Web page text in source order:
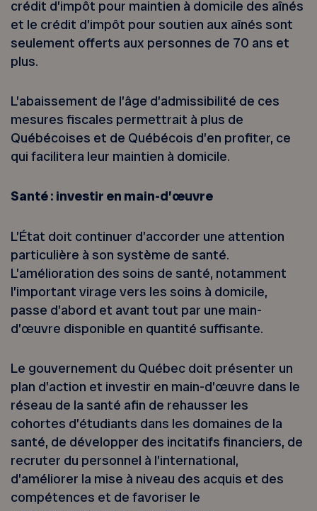
crédit d’impôt pour maintien à domicile des aînés
et le crédit d’impôt pour soutien aux aînés sont
seulement offerts aux personnes de 70 ans et
plus.
L’abaissement de l’âge d’admissibilité de ces
mesures fiscales permettrait à plus de
Québécoises et de Québécois d’en profiter, ce
qui facilitera leur maintien à domicile.
Santé : investir en main-d’œuvre
L’État doit continuer d’accorder une attention
particulière à son système de santé.
L’amélioration des soins de santé, notamment
l’important virage vers les soins à domicile,
passe d’abord et avant tout par une main-
d’œuvre disponible en quantité suffisante.
Le gouvernement du Québec doit présenter un
plan d’action et investir en main-d’œuvre dans le
réseau de la santé afin de rehausser les
cohortes d’étudiants dans les domaines de la
santé, de développer des incitatifs financiers, de
recruter du personnel à l’international,
d’améliorer la mise à niveau des acquis et des
compétences et de favoriser le